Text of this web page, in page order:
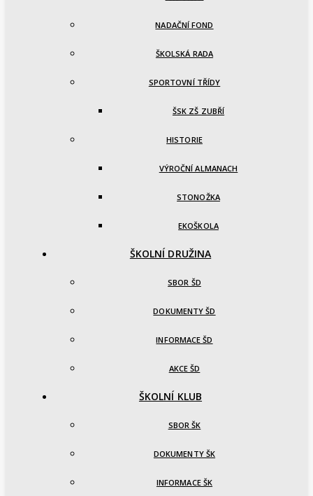
NADAČNÍ FOND
ŠKOLSKÁ RADA
SPORTOVNÍ TŘÍDY
ŠSK ZŠ ZUBŘÍ
HISTORIE
VÝROČNÍ ALMANACH
STONOŽKA
EKOŠKOLA
ŠKOLNÍ DRUŽINA
SBOR ŠD
DOKUMENTY ŠD
INFORMACE ŠD
AKCE ŠD
ŠKOLNÍ KLUB
SBOR ŠK
DOKUMENTY ŠK
INFORMACE ŠK